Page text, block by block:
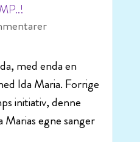
med enda en
Ida Maria. Forrige
initiativ, denne
Marias egne sanger